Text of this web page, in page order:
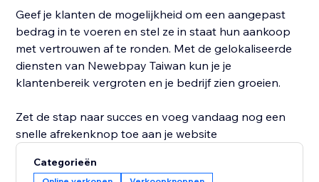
Geef je klanten de mogelijkheid om een aangepast
bedrag in te voeren en stel ze in staat hun aankoop
met vertrouwen af te ronden. Met de gelokaliseerde
diensten van Newebpay Taiwan kun je je
klantenbereik vergroten en je bedrijf zien groeien.
Zet de stap naar succes en voeg vandaag nog een
snelle afrekenknop toe aan je website
Categorieën